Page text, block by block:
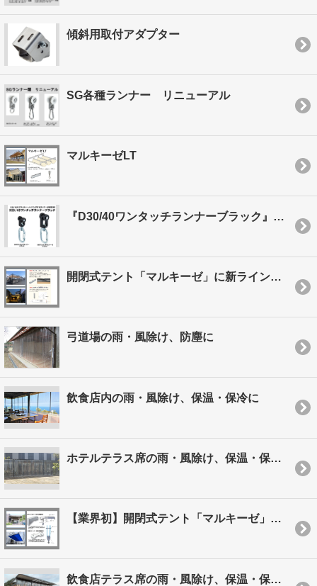
傾斜用取付アダプター
SG各種ランナー リニューアル
マルキーゼLT
『D30/40ワンタッチランナーブラック』が新登場！
開閉式テント「マルキーゼ」に新ラインナップ登場！益々便利に！
弓道場の雨・風除け、防塵に
飲食店内の雨・風除け、保温・保冷に
ホテルテラス席の雨・風除け、保温・保冷に
【業界初】開閉式テント「マルキーゼ」に新部材登場！
飲食店テラス席の雨・風除け、保温・保冷に